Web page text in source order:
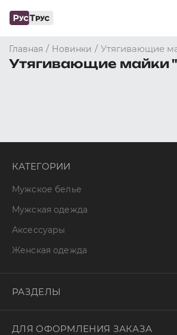
Главная / Новинки / Утягивающие
Утягивающие майки
КАТЕГОРИИ
Мужское белье
Мужская одежда
Аксессуары
Женская одежда
РАЗДЕЛЫ
ДЛЯ ОФОРМЛЕНИЯ ЗАКАЗА